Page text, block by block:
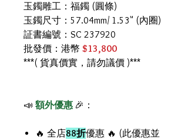
玉鐲雕工：福鐲 (圓條)
玉鐲尺寸：57.04mm/ 1.53" (內圈)
証書編號：SC 237920
批發價：港幣 $13,800
***( 貨真價實，請勿議價 )***
📣 額外優惠 🎉：
🔥 全店88折優惠 🔥 (此優惠並